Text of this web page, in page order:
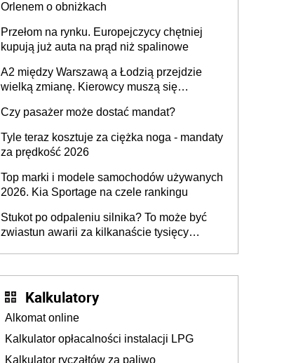
Orlenem o obniżkach
Przełom na rynku. Europejczycy chętniej
kupują już auta na prąd niż spalinowe
A2 między Warszawą a Łodzią przejdzie
wielką zmianę. Kierowcy muszą się
Czy pasażer może dostać mandat?
Tyle teraz kosztuje za ciężka noga - mandaty
za prędkość 2026
Top marki i modele samochodów używanych
2026. Kia Sportage na czele rankingu
Stukot po odpaleniu silnika? To może być
zwiastun awarii za kilkanaście tysięcy
Kalkulatory
Alkomat online
Kalkulator opłacalności instalacji LPG
Kalkulator ryczałtów za paliwo